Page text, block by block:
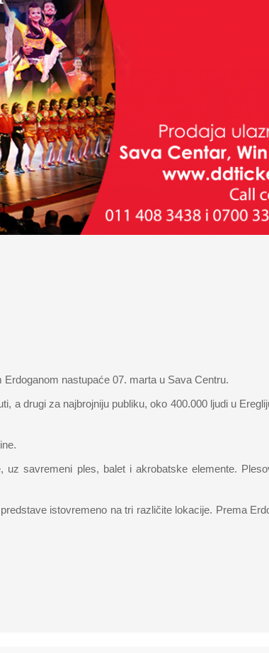
nastupaće 07. marta u Sava Centru.
a drugi za najbrojniju publiku, oko 400.000 ljudi u
savremeni ples, balet i akrobatske elemente.
istovremeno na tri različite lokacije. Prema